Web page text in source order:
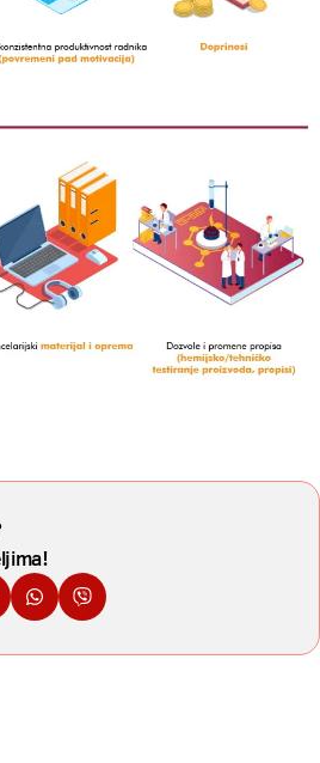
na Linkdinu
na imejl
Podelite na WhatsApp
Podelite na Viberu